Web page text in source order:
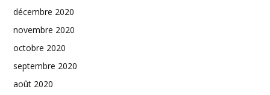
décembre 2020
novembre 2020
octobre 2020
septembre 2020
août 2020